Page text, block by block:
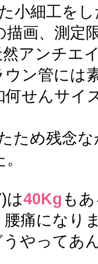
小細工を
描画、測定
アンチエ
ン管には
何せんサイ
ため残念
は40Kg も
痛になり
やってあ